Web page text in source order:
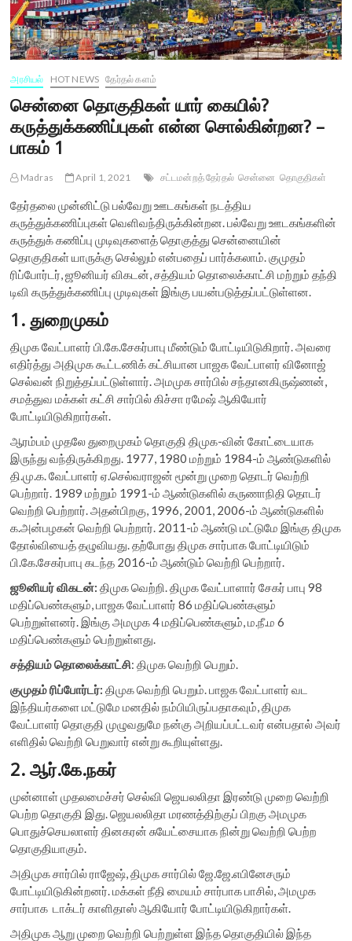
அரசியல் HOT NEWS தேர்தல் களம்
சென்னை தொகுதிகள் யார் கையில்?
கருத்துக்கணிப்புகள் என்ன சொல்கின்றன? –
பாகம் 1
Madras April 1, 2021 சட்டமன்றத் தேர்தல் சென்னை தொகுதிகள்
தேர்தலை முன்னிட்டு பல்வேறு ஊடகங்கள் நடத்திய
கருத்துக்கணிப்புகள் வெளிவந்திருக்கின்றன. பல்வேறு ஊடகங்களின்
கருத்துக் கணிப்பு முடிவுகளைத் தொகுத்து சென்னையின்
தொகுதிகள் யாருக்கு செல்லும் என்பதைப் பார்க்கலாம். குமுதம்
ரிப்போர்டர், ஜூனியர் விகடன், சத்தியம் தொலைக்காட்சி மற்றும் தந்தி
டிவி கருத்துக்கணிப்பு முடிவுகள் இங்கு பயன்படுத்தப்பட்டுள்ளன.
1. துறைமுகம்
திமுக வேட்பாளர் பி.கே.சேகர்பாபு மீண்டும் போட்டியிடுகிறார். அவரை
எதிர்த்து அதிமுக கூட்டணிக் கட்சியான பாஜக வேட்பாளர் வினோஜ்
செல்வன் நிறுத்தப்பட்டுள்ளார். அமமுக சார்பில் சந்தானகிருஷ்ணன்,
சமத்துவ மக்கள் கட்சி சார்பில் கிச்சா ரமேஷ் ஆகியோர்
போட்டியிடுகிறார்கள்.
ஆரம்பம் முதலே துறைமுகம் தொகுதி திமுக-வின் கோட்டையாக
இருந்து வந்திருக்கிறது. 1977, 1980 மற்றும் 1984-ம் ஆண்டுகளில்
தி.மு.க. வேட்பாளர் ஏ.செல்வராஜன் மூன்று முறை தொடர் வெற்றி
பெற்றார். 1989 மற்றும் 1991-ம் ஆண்டுகளில் கருணாநிதி தொடர்
வெற்றி பெற்றார். அதன்பிறகு, 1996, 2001, 2006-ம் ஆண்டுகளில்
க.அன்பழகன் வெற்றி பெற்றார். 2011-ம் ஆண்டு மட்டுமே இங்கு திமுக
தோல்வியைத் தழுவியது. தற்போது திமுக சார்பாக போட்டியிடும்
பி.கே.சேகர்பாபு கடந்த 2016-ம் ஆண்டும் வெற்றி பெற்றார்.
ஜூனியர் விகடன்:திமுக வெற்றி. திமுக வேட்பாளார் சேகர் பாபு 98
மதிப்பெண்களும், பாஜக வேட்பாளர் 86 மதிப்பெண்களும்
பெற்றுள்ளனர். இங்கு அமமுக 4 மதிப்பெண்களும், ம.நீ.ம 6
மதிப்பெண்களும் பெற்றுள்ளது.
சத்தியம் தொலைக்காட்சி: திமுக வெற்றி பெறும்.
குமுதம் ரிப்போர்டர்:திமுக வெற்றி பெறும். பாஜக வேட்பாளர் வட
இந்தியர்களை மட்டுமே மனதில் நம்பியிருப்பதாகவும், திமுக
வேட்பாளர் தொகுதி முழுவதுமே நன்கு அறியப்பட்டவர் என்பதால் அவர்
எளிதில் வெற்றி பெறுவார் என்று கூறியுள்ளது.
2. ஆர்.கே.நகர்
முன்னாள் முதலமைச்சர் செல்வி ஜெயலலிதா இரண்டு முறை வெற்றி
பெற்ற தொகுதி இது. ஜெயலலிதா மரணத்திற்குப் பிறகு அமமுக
பொதுச்செயலாளர் தினகரன் சுயேட்சையாக நின்று வெற்றி பெற்ற
தொகுதியாகும்.
அதிமுக சார்பில் ராஜேஷ், திமுக சார்பில் ஜே.ஜே.எபினேசரும்
போட்டியிடுகின்றனர். மக்கள் நீதி மையம் சார்பாக பாசில், அமமுக
சார்பாக டாக்டர் காளிதாஸ் ஆகியோர் போட்டியிடுகிறார்கள்.
அதிமுக ஆறு முறை வெற்றி பெற்றுள்ள இந்த தொகுதியில் இந்த